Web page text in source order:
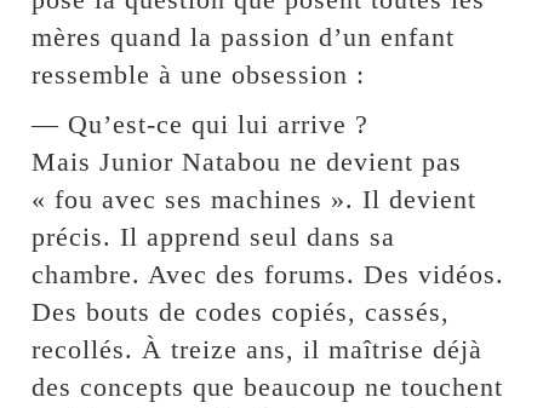
mères quand la passion d’un enfant
ressemble à une obsession :
— Qu’est-ce qui lui arrive ?
Mais Junior Natabou ne devient pas
« fou avec ses machines ». Il devient
précis. Il apprend seul dans sa
chambre. Avec des forums. Des vidéos.
Des bouts de codes copiés, cassés,
recollés. À treize ans, il maîtrise déjà
des concepts que beaucoup ne touchent